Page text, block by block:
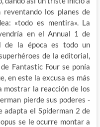
reventando los planes de
«todo es mentira». La
en el Annual 1 de
de la época es todo un
de la editorial,
Fantastic Four se ponía
en este la excusa es más
mostrar la reacción de los
pierde sus poderes -
adapta el Spiderman 2 de
se le ocurre montar a